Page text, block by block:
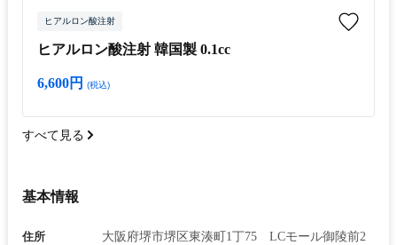
ヒアルロン酸注射
ヒアルロン酸注射 韓国製 0.1cc
6,600円 (税込)
すべて見る
基本情報
住所
大阪府堺市堺区東湊町1丁75 LCモール御陵前2